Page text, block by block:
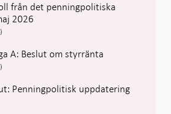
från det penningpolitiska
2026
A: Beslut om styrränta
Penningpolitisk uppdatering